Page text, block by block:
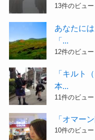
13件のビュー
あなたに
「...
12件のビュー
「キルト
本...
11件のビュー
「オマー
10件のビュー